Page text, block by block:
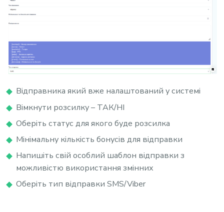
Відправника який вже налаштований у системі
Вімкнути розсилку – ТАК/НІ
Оберіть статус для якого буде розсилка
Мінімальну кількість бонусів для відправки
Напишіть свій особлий шаблон відправки з
можливістю використання змінних
Оберіть тип відправки SMS/Viber